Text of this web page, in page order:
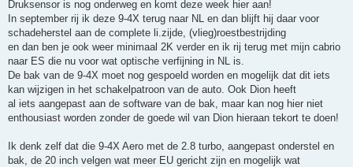
Druksensor is nog onderweg en komt deze week hier aan!
In september rij ik deze 9-4X terug naar NL en dan blijft hij daar voor
schadeherstel aan de complete li.zijde, (vlieg)roestbestrijding
en dan ben je ook weer minimaal 2K verder en ik rij terug met mijn cabrio
naar ES die nu voor wat optische verfijning in NL is.
De bak van de 9-4X moet nog gespoeld worden en mogelijk dat dit iets
kan wijzigen in het schakelpatroon van de auto. Ook Dion heeft
al iets aangepast aan de software van de bak, maar kan nog hier niet
enthousiast worden zonder de goede wil van Dion hieraan tekort te doen!
Ik denk zelf dat die 9-4X Aero met de 2.8 turbo, aangepast onderstel en
bak, de 20 inch velgen wat meer EU gericht zijn en mogelijk wat